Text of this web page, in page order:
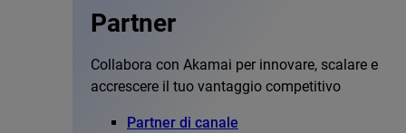
Partner
Collabora con Akamai per innovare, scalare e
accrescere il tuo vantaggio competitivo
Partner di canale